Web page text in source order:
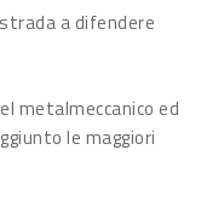
a difendere
metalmeccanico ed
le maggiori